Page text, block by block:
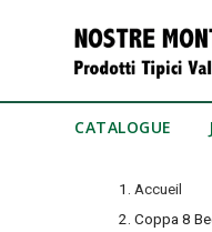
CATALOGUE
Accueil
Coppa 8